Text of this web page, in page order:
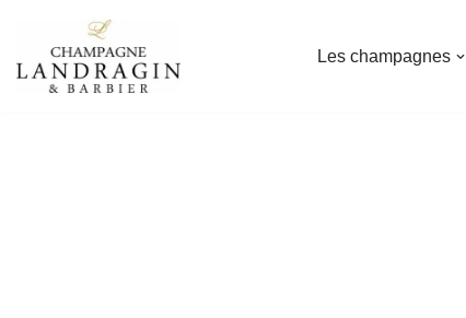
Aller
Les champagnes